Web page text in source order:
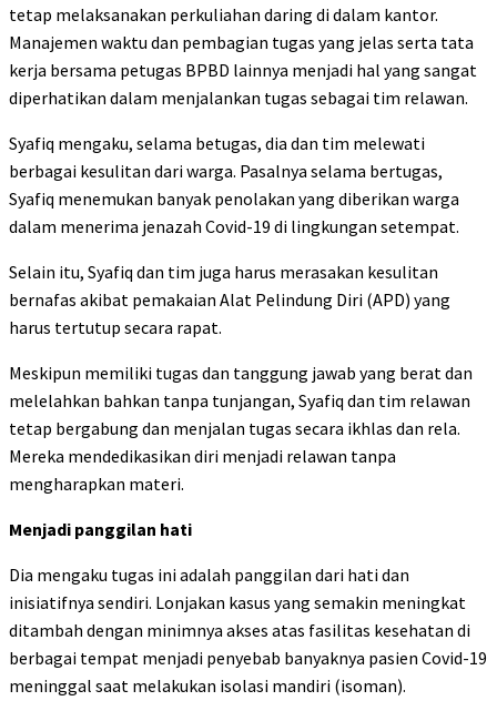
tetap melaksanakan perkuliahan daring di dalam kantor.
Manajemen waktu dan pembagian tugas yang jelas serta tata
kerja bersama petugas BPBD lainnya menjadi hal yang sangat
diperhatikan dalam menjalankan tugas sebagai tim relawan.
Syafiq mengaku, selama betugas, dia dan tim melewati
berbagai kesulitan dari warga. Pasalnya selama bertugas,
Syafiq menemukan banyak penolakan yang diberikan warga
dalam menerima jenazah Covid-19 di lingkungan setempat.
Selain itu, Syafiq dan tim juga harus merasakan kesulitan
bernafas akibat pemakaian Alat Pelindung Diri (APD) yang
harus tertutup secara rapat.
Meskipun memiliki tugas dan tanggung jawab yang berat dan
melelahkan bahkan tanpa tunjangan, Syafiq dan tim relawan
tetap bergabung dan menjalan tugas secara ikhlas dan rela.
Mereka mendedikasikan diri menjadi relawan tanpa
mengharapkan materi.
Menjadi panggilan hati
Dia mengaku tugas ini adalah panggilan dari hati dan
inisiatifnya sendiri. Lonjakan kasus yang semakin meningkat
ditambah dengan minimnya akses atas fasilitas kesehatan di
berbagai tempat menjadi penyebab banyaknya pasien Covid-19
meninggal saat melakukan isolasi mandiri (isoman).